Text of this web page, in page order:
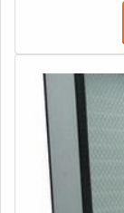
técnica
BEBEDOURO
objetiva seus
estrutura com
realizadas as
tudo para
demonstrar
atuação. A